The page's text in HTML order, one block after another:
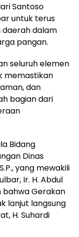
Santoso
untuk terus
dalam
pangan.
seluruh elemen
memastikan
dan
bagian dari
Bidang
Dinas
yang mewakili
Ir. H. Abdul
bahwa Gerakan
lanjut langsung
H. Suhardi